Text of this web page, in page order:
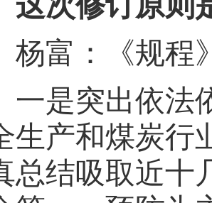
杨富：《规程
一是突出依法
生产和煤炭行
总结吸取近十